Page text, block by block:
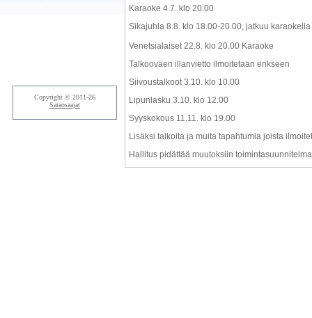
Karaoke 4.7. klo 20.00
Sikajuhla 8.8. klo 18.00-20.00, jatkuu
Venetsialaiset 22.8. klo 20.00 Karaoke
Talkooväen illanvietto ilmoitetaan erikseen
Siivoustalkoot 3.10. klo 10.00
Lipunlasku 3.10. klo 12.00
Syyskokous 11.11. klo 19.00
Lisäksi talkoita ja muita tapahtumia joista
Hallitus pidättää muutoksiin
Copyright © 2011-26
Sataosaajat